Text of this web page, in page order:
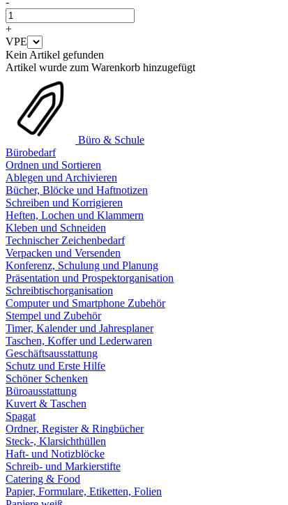
+
VPE
Kein Artikel gefunden
Artikel wurde zum Warenkorb hinzugefügt
Büro & Schule
Bürobedarf
Ordnen und Sortieren
Ablegen und Archivieren
Bücher, Blöcke und Haftnotizen
Schreiben und Korrigieren
Heften, Lochen und Klammern
Kleben und Schneiden
Technischer Zeichenbedarf
Verpacken und Versenden
Konferenz, Schulung und Planung
Präsentation und Prospektorganisation
Schreibtischorganisation
Computer und Smartphone Zubehör
Stempel und Zubehör
Timer, Kalender und Jahresplaner
Taschen, Koffer und Lederwaren
Geschäftsausstattung
Schutz und Erste Hilfe
Schöner Schenken
Büroausstattung
Kuvert & Taschen
Spagat
Ordner, Register & Ringbücher
Steck-, Klarsichthüllen
Haft- und Notizblöcke
Schreib- und Markierstifte
Catering & Food
Papier, Formulare, Etiketten, Folien